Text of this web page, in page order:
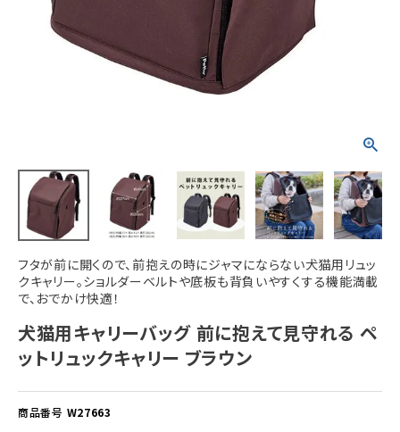
フタが前に開くので、前抱えの時にジャマにならない犬猫用リュッ
クキャリー。ショルダーベルトや底板も背負いやすくする機能満載
で、おでかけ快適！
犬猫用キャリーバッグ 前に抱えて見守れる ペ
ットリュックキャリー ブラウン
商品番号 W27663